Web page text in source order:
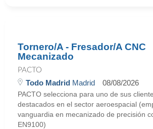
Tornero/A - Fresador/A CNC
Mecanizado
PACTO
Todo Madrid Madrid 08/08/2026
PACTO selecciona para uno de sus
destacados en el sector aeroespacial
vanguardia en mecanizado de precisión
EN9100)